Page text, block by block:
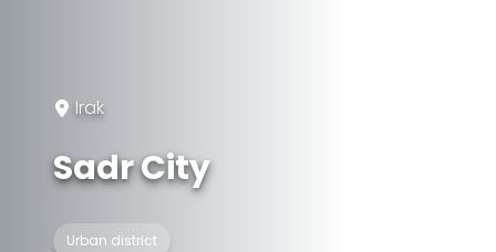
Irak
Sadr City
Urban district